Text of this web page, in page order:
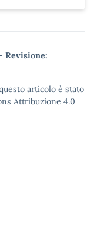
- Revisione:
articolo è stato
Attribuzione 4.0